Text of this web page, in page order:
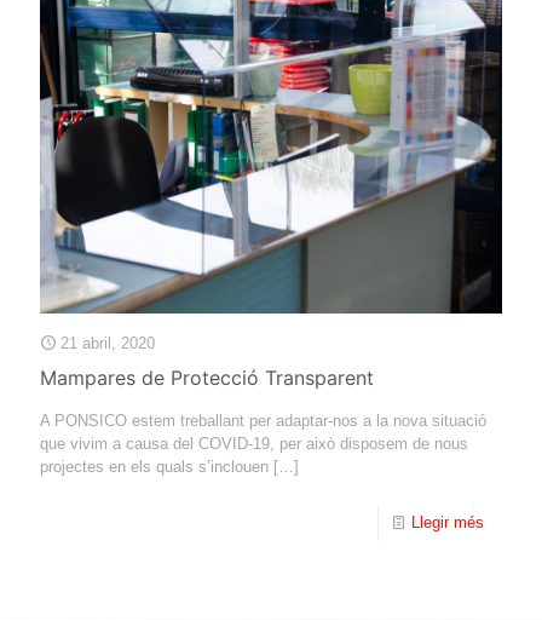
21 abril, 2020
Mampares de Protecció Transparent
A PONSICO estem treballant per adaptar-nos a la nova situació
que vivim a causa del COVID-19, per això disposem de nous
projectes en els quals s’inclouen […]
Llegir més